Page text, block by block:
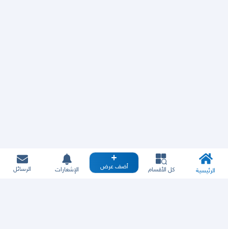
الرئيسية كل الأقسام أضف عرض الإشعارات الرسائل